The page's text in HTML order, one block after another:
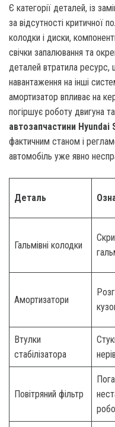
Є категорії деталей, із
за відсутності критичної
колодки і диски,
свічки запалювання та
деталей втратила ресурс,
навантаження на інші
амортизатор впливає на
погіршує роботу двигуна
автозапчастини Hyundai
фактичним станом і
автомобіль уже явно
Деталь
Гальмівні колодки
Амортизатори
Втулки
стабілізатора
Повітряний фільтр